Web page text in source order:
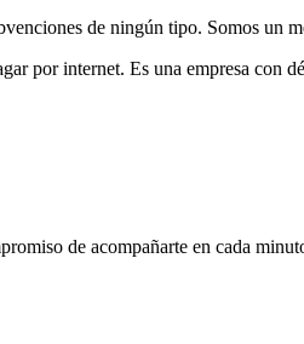
de ningún tipo. Somos un
por internet. Es una empresa con
de acompañarte en cada